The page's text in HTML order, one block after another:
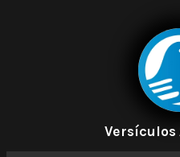
Versículos